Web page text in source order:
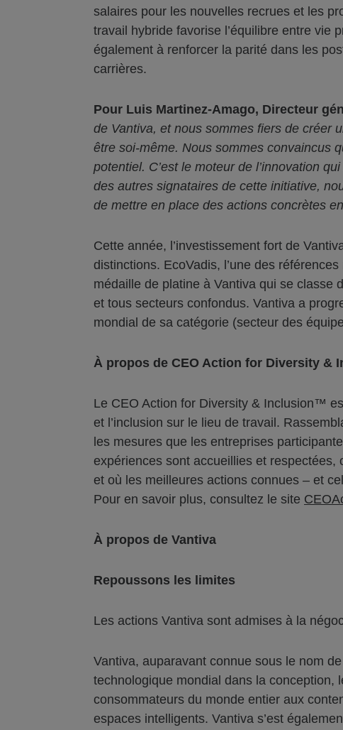
salaires pour les nouvelles recrues et les
travail hybride favorise l’équilibre entre vie
également à renforcer la parité dans les
carrières.
Pour Luis Martinez-Amago, Directeur
de Vantiva, et nous sommes fiers de créer
être soi-même. Nous sommes convaincus
potentiel. C’est le moteur de l’innovation
des autres signataires de cette initiative,
de mettre en place des actions concrètes
Cette année, l’investissement fort de
distinctions. EcoVadis, l’une des
médaille de platine à Vantiva qui se classe
et tous secteurs confondus. Vantiva a
mondial de sa catégorie (secteur des
À propos de CEO Action for Diversity &
Le CEO Action for Diversity & Inclusion™
et l’inclusion sur le lieu de travail.
les mesures que les entreprises
expériences sont accueillies et respectées,
et où les meilleures actions connues – et
Pour en savoir plus, consultez le site
À propos de Vantiva
Repoussons les limites
Les actions Vantiva sont admises à la
Vantiva, auparavant connue sous le nom
technologique mondial dans la conception,
consommateurs du monde entier aux
espaces intelligents. Vantiva s’est